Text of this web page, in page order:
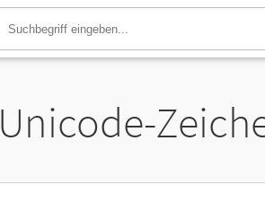
Unicode-